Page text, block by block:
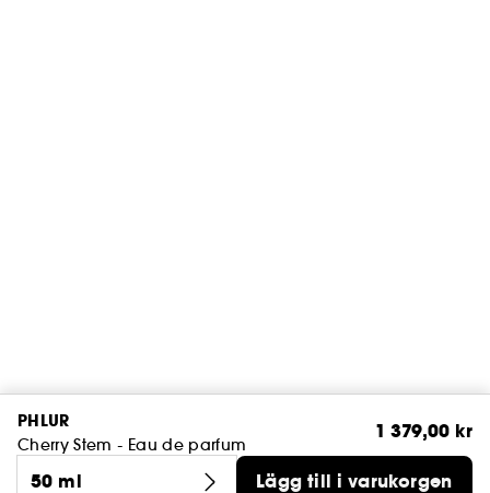
PHLUR
Cherry Stem - Eau de parfum
1 379,00 kr
50 ml
Lägg till i varukorgen